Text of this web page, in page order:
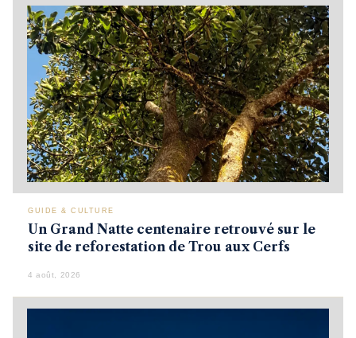
GUIDE & CULTURE
Un Grand Natte centenaire retrouvé sur le
site de reforestation de Trou aux Cerfs
4 août, 2026